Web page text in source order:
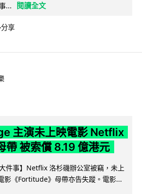
...
閱讀全文
分享
主演未上映電影 Netflix
帶 被索償 8.19 億港元
件事】Netflix 洛杉磯辦公室被竊，未上
影《Fortitude》母帶亦告失蹤。電影...